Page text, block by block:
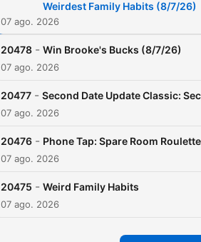
Weirdest Family Habits (8/7/26)
07 ago. 2026
20478 - Win Brooke's Bucks (8/7/26)
07 ago. 2026
20477 - Second Date Update Classic:
07 ago. 2026
20476 - Phone Tap: Spare Room Roulette
07 ago. 2026
20475 - Weird Family Habits
07 ago. 2026